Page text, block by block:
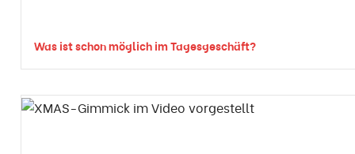
Was ist schon möglich im Tagesgeschäft?